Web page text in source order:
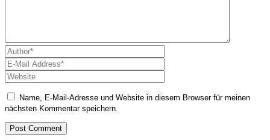
Name, E-Mail-Adresse und Website in diesem Browser für meinen
nächsten Kommentar speichern.